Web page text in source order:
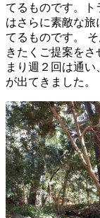
てるものです。ト
はさらに素敵な旅
てるものです。
きたくご提案を
まり週２回は通
が出てきました。